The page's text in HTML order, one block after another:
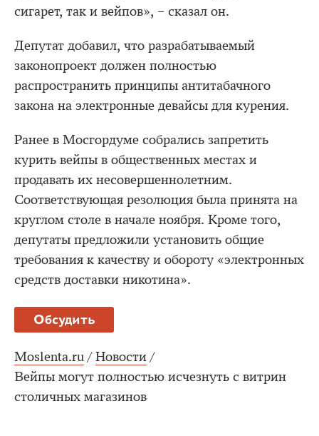
сигарет, так и вейпов», – сказал он.
Депутат добавил, что разрабатываемый
законопроект должен полностью
распространить принципы антитабачного
закона на электронные девайсы для курения.
Ранее в Мосгордуме собрались запретить
курить вейпы в общественных местах и
продавать их несовершеннолетним.
Соответствующая резолюция была принята на
круглом столе в начале ноября. Кроме того,
депутаты предложили установить общие
требования к качеству и обороту «электронных
средств доставки никотина».
Обсудить
Moslenta.ru / Новости /
Вейпы могут полностью исчезнуть с витрин
столичных магазинов